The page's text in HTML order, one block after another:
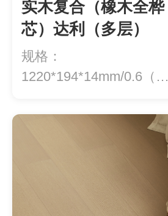
实木复合（橡木全桦
芯）达利（多层）
规格：
1220*194*14mm/0.6（地